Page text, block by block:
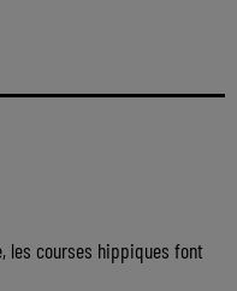
les courses hippiques font